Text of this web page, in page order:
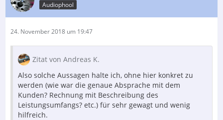
Audiophool
24. November 2018 um 19:47
Zitat von Andreas K.
Also solche Aussagen halte ich, ohne hier konkret zu
werden (wie war die genaue Absprache mit dem
Kunden? Rechnung mit Beschreibung des
Leistungsumfangs? etc.) für sehr gewagt und wenig
hilfreich.